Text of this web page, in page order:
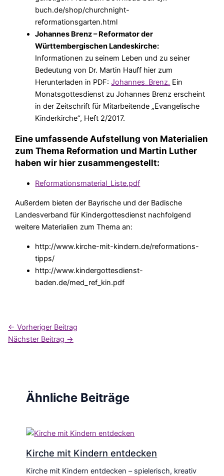
buch.de/shop/churchnight-
reformationsgarten.html
Johannes Brenz – Reformator der
Württembergischen Landeskirche:
Informationen zu seinem Leben und zu seiner
Bedeutung von Dr. Martin Hauff hier zum
Herunterladen in PDF:Johannes_Brenz. Ein
Monatsgottesdienst zu Johannes Brenz erscheint
in der Zeitschrift für Mitarbeitende „Evangelische
Kinderkirche“, Heft 2/2017.
Eine umfassende Aufstellung von Materialien
zum Thema Reformation und Martin Luther
haben wir hier zusammengestellt:
Reformationsmaterial_Liste.pdf
Außerdem bieten der Bayrische und der Badische
Landesverband für Kindergottesdienst nachfolgend
weitere Materialien zum Thema an:
http://www.kirche-mit-kindern.de/reformations-
tipps/
http://www.kindergottesdienst-
baden.de/med_ref_kin.pdf
← Vorheriger Beitrag
Nächster Beitrag →
Ähnliche Beiträge
Kirche mit Kindern entdecken
Kirche mit Kindern entdecken – spielerisch, kreativ